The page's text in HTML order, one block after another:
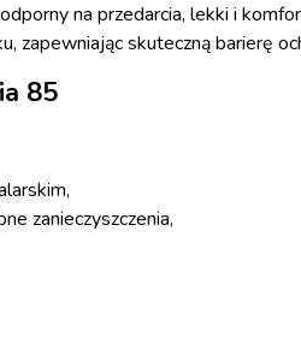
na przedarcia, lekki i
zapewniając skuteczną barierę
85
zanieczyszczenia,